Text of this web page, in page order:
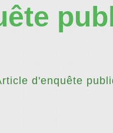
d'enquête